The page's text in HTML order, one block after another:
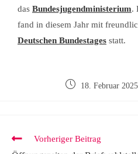
das Bundesjugendministerium.
fand in diesem Jahr mit
Deutschen Bundestages statt.
18. Februar 2025
Vorheriger Beitrag